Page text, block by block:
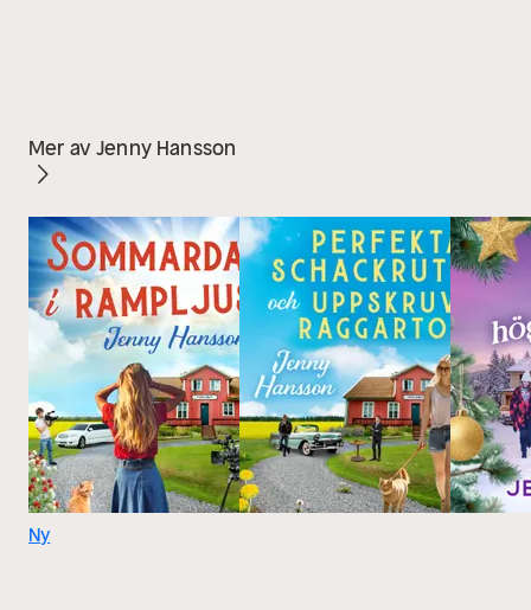
Mer av Jenny Hansson
Ny